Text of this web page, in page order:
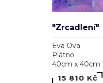
"Zrcadlení"
Eva Ova
Plátno
40cm x 40cm
15 810 Kč